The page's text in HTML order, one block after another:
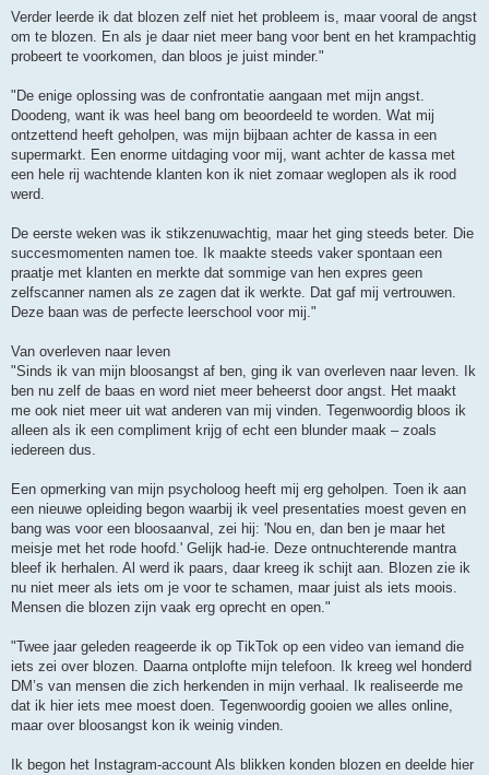
Verder leerde ik dat blozen zelf niet het probleem is, maar vooral de angst
om te blozen. En als je daar niet meer bang voor bent en het krampachtig
probeert te voorkomen, dan bloos je juist minder."
"De enige oplossing was de confrontatie aangaan met mijn angst.
Doodeng, want ik was heel bang om beoordeeld te worden. Wat mij
ontzettend heeft geholpen, was mijn bijbaan achter de kassa in een
supermarkt. Een enorme uitdaging voor mij, want achter de kassa met
een hele rij wachtende klanten kon ik niet zomaar weglopen als ik rood
werd.
De eerste weken was ik stikzenuwachtig, maar het ging steeds beter. Die
succesmomenten namen toe. Ik maakte steeds vaker spontaan een
praatje met klanten en merkte dat sommige van hen expres geen
zelfscanner namen als ze zagen dat ik werkte. Dat gaf mij vertrouwen.
Deze baan was de perfecte leerschool voor mij."
Van overleven naar leven
"Sinds ik van mijn bloosangst af ben, ging ik van overleven naar leven. Ik
ben nu zelf de baas en word niet meer beheerst door angst. Het maakt
me ook niet meer uit wat anderen van mij vinden. Tegenwoordig bloos ik
alleen als ik een compliment krijg of echt een blunder maak – zoals
iedereen dus.
Een opmerking van mijn psycholoog heeft mij erg geholpen. Toen ik aan
een nieuwe opleiding begon waarbij ik veel presentaties moest geven en
bang was voor een bloosaanval, zei hij: 'Nou en, dan ben je maar het
meisje met het rode hoofd.' Gelijk had-ie. Deze ontnuchterende mantra
bleef ik herhalen. Al werd ik paars, daar kreeg ik schijt aan. Blozen zie ik
nu niet meer als iets om je voor te schamen, maar juist als iets moois.
Mensen die blozen zijn vaak erg oprecht en open."
"Twee jaar geleden reageerde ik op TikTok op een video van iemand die
iets zei over blozen. Daarna ontplofte mijn telefoon. Ik kreeg wel honderd
DM’s van mensen die zich herkenden in mijn verhaal. Ik realiseerde me
dat ik hier iets mee moest doen. Tegenwoordig gooien we alles online,
maar over bloosangst kon ik weinig vinden.
Ik begon het Instagram-account Als blikken konden blozen en deelde hier